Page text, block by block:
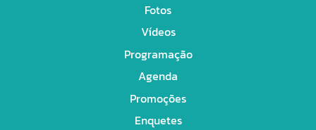
Fotos
Vídeos
Programação
Agenda
Promoções
Enquetes